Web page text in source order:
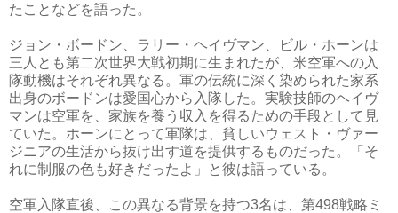
たことなどを語った。
ジョン・ボードン、ラリー・ヘイヴマン、ビル・ホーンは
三人とも第二次世界大戦初期に生まれたが、米空軍への入
隊動機はそれぞれ異なる。軍の伝統に深く染められた家系
出身のボードンは愛国心から入隊した。実験技師のヘイヴ
マンは空軍を、家族を養う収入を得るための手段として見
ていた。ホーンにとって軍隊は、貧しいウェスト・ヴァー
ジニアの生活から抜け出す道を提供するものだった。「そ
れに制服の色も好きだったよ」と彼は語っている。
空軍入隊直後、この異なる背景を持つ3名は、第498戦略ミ